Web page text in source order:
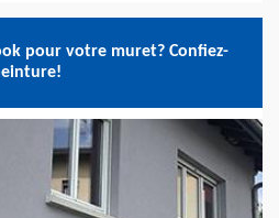
pour votre muret? Confiez-